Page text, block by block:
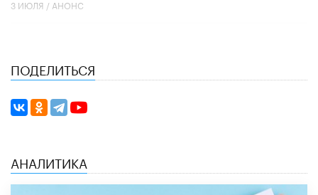
3 ИЮЛЯ / АНОНС
ПОДЕЛИТЬСЯ
АНАЛИТИКА